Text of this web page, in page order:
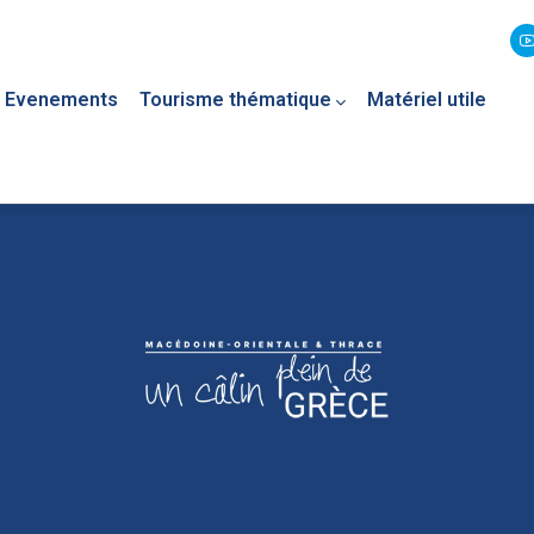
Evenements Tourisme thématique Matériel utile